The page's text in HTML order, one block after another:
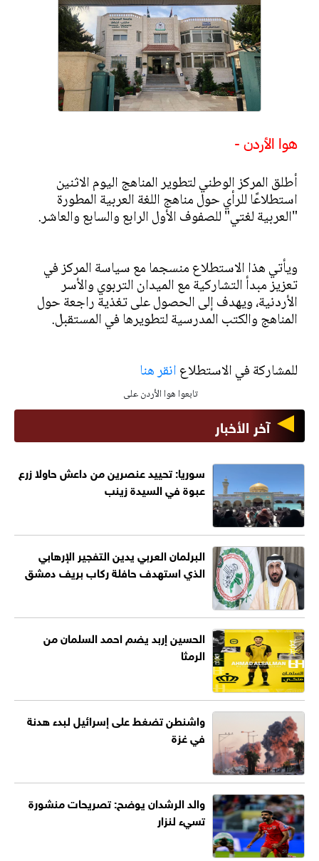
هوا الأردن -
أطلق المركز الوطني لتطوير المناهج اليوم الاثنين
استطلاعًا للرأي حول مناهج اللغة العربية المطورة
"العربية لغتي" للصفوف الأول الرابع والسابع والعاشر.
ويأتي هذا الاستطلاع منسجما مع سياسة المركز في
تعزيز مبدأ التشاركية مع الميدان التربوي والأسر
الأردنية، ويهدف إلى الحصول على تغذية راجعة حول
المناهج والكتب المدرسية لتطويرها في المستقبل.
للمشاركة في الاستطلاعانقر هنا
تابعوا هوا الأردن على
آخر الأخبار
سوريا: تحييد عنصرين من داعش حاولا زرع
عبوة في السيدة زينب
البرلمان العربي يدين التفجير الإرهابي
الذي استهدف حافلة ركاب بريف دمشق
الحسين إربد يضم احمد السلمان من
الرمثا
واشنطن تضغط على إسرائيل لبدء هدنة
في غزة
والد الرشدان يوضح: تصريحات منشورة
تسيء لنزار